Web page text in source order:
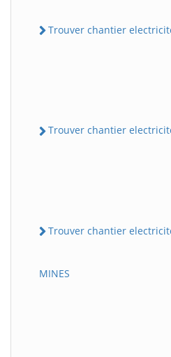
Trouver chantier
Trouver chantier
Trouver chantier electricite
MINES